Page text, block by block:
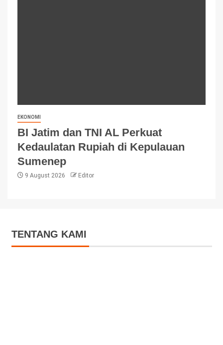
EKONOMI
BI Jatim dan TNI AL Perkuat
Kedaulatan Rupiah di Kepulauan
Sumenep
9 August 2026 Editor
TENTANG KAMI